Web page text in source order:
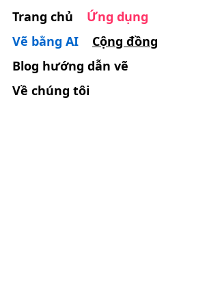
Trang chủ
Ứng dụng
Vẽ bằng AI
Cộng đồng
Blog hướng dẫn vẽ
Về chúng tôi